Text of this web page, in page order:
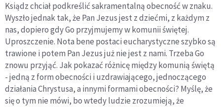
Ksiądz chciał podkreślić sakramentalną obecność w znaku.
Wyszło jednak tak, że Pan Jezus jest z dziećmi, z każdym z
nas, dopiero gdy Go przyjmujemy w komunii świętej.
Uproszczenie. Nota bene postaci eucharystyczne szybko są
trawione i potem Pan Jezus już nie jest z nami. Trzeba Go
znowu przyjąć. Jak pokazać różnicę między komunią świętą
- jedną z form obecności i uzdrawiającego, jednoczącego
działania Chrystusa, a innymi formami obecności? Myślę, że
się o tym nie mówi, bo wtedy ludzie zrozumieją, że